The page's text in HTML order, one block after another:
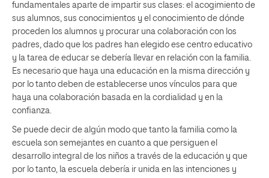
fundamentales aparte de impartir sus clases: el acogimiento de
sus alumnos, sus conocimientos y el conocimiento de dónde
proceden los alumnos y procurar una colaboración con los
padres, dado que los padres han elegido ese centro educativo
y la tarea de educar se debería llevar en relación con la familia.
Es necesario que haya una educación en la misma dirección y
por lo tanto deben de establecerse unos vínculos para que
haya una colaboración basada en la cordialidad y en la
confianza.
Se puede decir de algún modo que tanto la familia como la
escuela son semejantes en cuanto a que persiguen el
desarrollo integral de los niños a través de la educación y que
por lo tanto, la escuela debería ir unida en las intenciones y